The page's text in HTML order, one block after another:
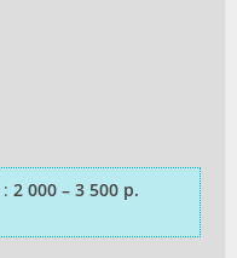
: 2 000 – 3 500 р.